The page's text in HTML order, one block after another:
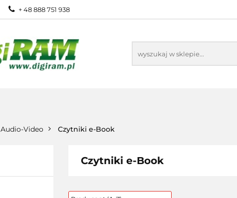
+ 48 888 751 938
SIEĆ MONITORING
Audio-Video Czytniki e-Book
Czytniki e-Book